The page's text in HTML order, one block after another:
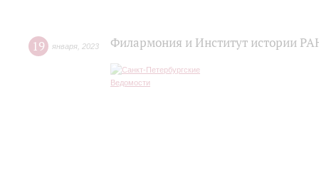
19 января 2023 Филармония и Институт истории